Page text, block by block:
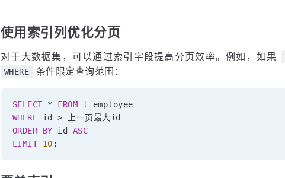
使用索引列优化分页
对于大数据集，可以通过索引字段提高分页效率。例如，如果
WHERE 条件限定查询范围：
SELECT * FROM
WHERE id >
ORDER BY id ASC
LIMIT
10 ;